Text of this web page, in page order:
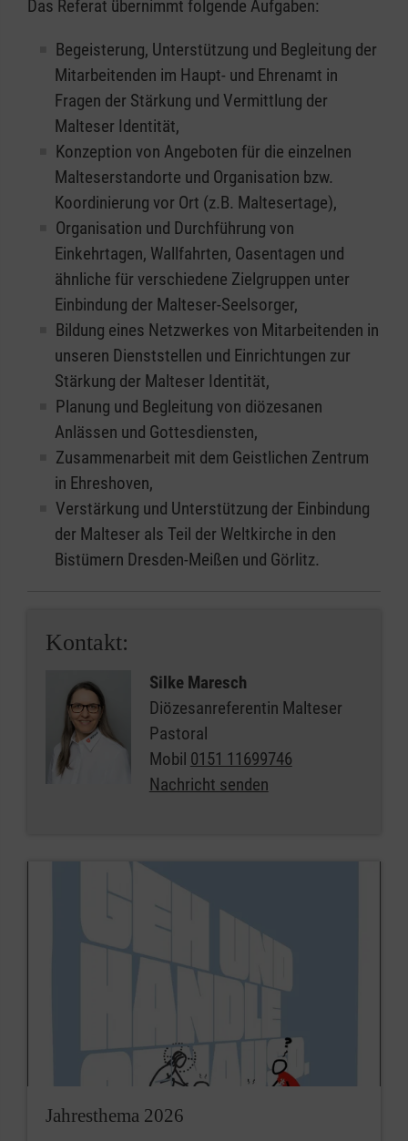
Das Referat übernimmt folgende Aufgaben:
Begeisterung, Unterstützung und Begleitung der
Mitarbeitenden im Haupt- und Ehrenamt in
Fragen der Stärkung und Vermittlung der
Malteser Identität,
Konzeption von Angeboten für die einzelnen
Malteserstandorte und Organisation bzw.
Koordinierung vor Ort (z.B. Maltesertage),
Organisation und Durchführung von
Einkehrtagen, Wallfahrten, Oasentagen und
ähnliche für verschiedene Zielgruppen unter
Einbindung der Malteser-Seelsorger,
Bildung eines Netzwerkes von Mitarbeitenden in
unseren Dienststellen und Einrichtungen zur
Stärkung der Malteser Identität,
Planung und Begleitung von diözesanen
Anlässen und Gottesdiensten,
Zusammenarbeit mit dem Geistlichen Zentrum
in Ehreshoven,
Verstärkung und Unterstützung der Einbindung
der Malteser als Teil der Weltkirche in den
Bistümern Dresden-Meißen und Görlitz.
Kontakt:
Silke Maresch
Diözesanreferentin Malteser
Pastoral
Mobil 0151 11699746
Nachricht senden
Jahresthema 2026